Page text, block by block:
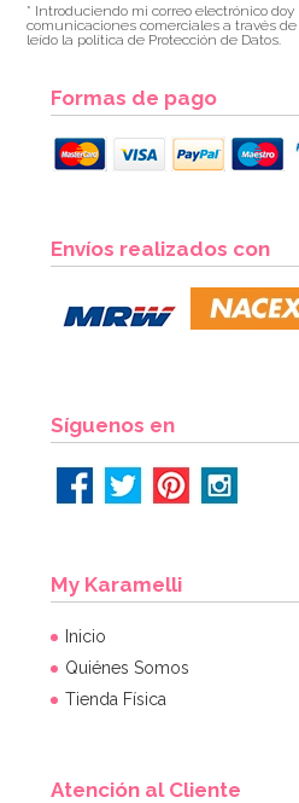
2,60€
* Introduciendo mi correo electrónico
comunicaciones comerciales a través
leído la política de Protección de Datos.
Formas de pago
Envíos realizados con
Síguenos en
My Karamelli
Inicio
Quiénes Somos
Tienda Física
Atención al Cliente